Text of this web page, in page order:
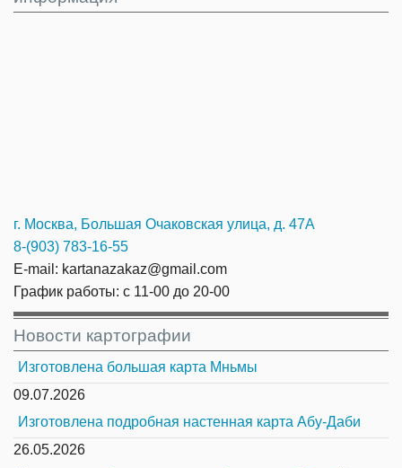
г. Москва, Большая Очаковская улица, д. 47А
8-(903) 783-16-55
E-mail: kartanazakaz@gmail.com
График работы: с 11-00 до 20-00
Новости картографии
Изготовлена большая карта Мньмы
09.07.2026
Изготовлена подробная настенная карта Абу-Даби
26.05.2026